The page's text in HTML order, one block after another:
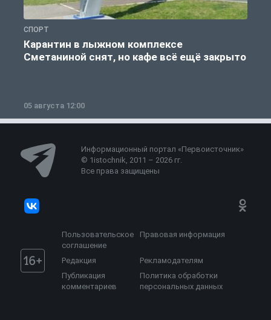
СПОРТ
Карантин в лыжном комплексе
Сметаниной снят, но кафе всё ещё закрыто
05 августа 12:00
Информационный портал «Первоисточник»
© 1istochnik, 2011 – 2026 гг.
Все права защищены
Пользовательское
соглашение
Правовая информация
Редакция
Рекламодателям
Публикация
комментариев
Политика обработки
персональных данных